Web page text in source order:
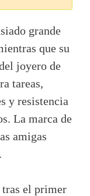
grande
que su
joyero de
tareas,
y resistencia
La marca de
amigas
tras el primer